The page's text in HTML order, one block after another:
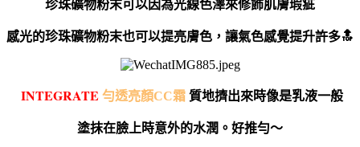
珍珠礦物粉末可以因為光線色澤來修飾肌膚瑕疵
感光的珍珠礦物粉末也可以提亮膚色，讓氣色感覺提升許多🔝
INTEGRATE 勻透亮顏CC霜 質地擠出來時像是乳液一般
塗抹在臉上時意外的水潤。好推勻～